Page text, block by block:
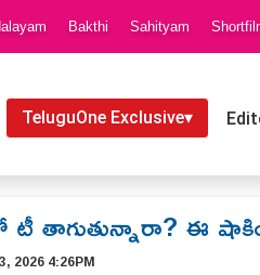
Bakthi Sahityam
TeluguOne Exclusive▾
టీ తాగుతున్నారా? ఈ
2026 4:26PM